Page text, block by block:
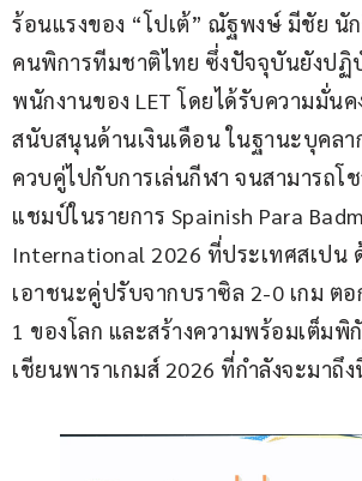
ร้อนแรงของ “โปเต้” ณัฐพงษ์ มีชัย
คนพิการทีมชาติไทย ซึ่งปัจจุบันยังป
พนักงานของ LET โดยได้รับความมั่นค
สนับสนุนด้านเงินเดือน ในฐานะบุคล
ควบคู่ไปกับการเล่นกีฬา จนสามารถโ
แชมป์ในรายการ Spainish Para
International 2026 ที่ประเทศสเปน
เอาชนะคู่ปรับจากบราซิล 2-0 เกม ต
1 ของโลก และสร้างความพร้อมเต็มพิ
เชียนพาราเกมส์ 2026 ที่กำลังจะมาถึง